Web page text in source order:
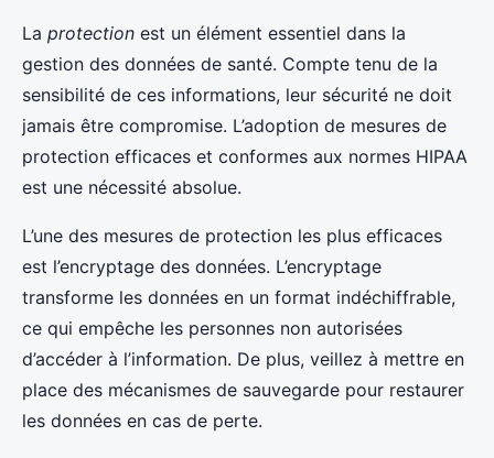
La protection est un élément essentiel dans la
gestion des données de santé. Compte tenu de la
sensibilité de ces informations, leur sécurité ne doit
jamais être compromise. L’adoption de mesures de
protection efficaces et conformes aux normes HIPAA
est une nécessité absolue.
L’une des mesures de protection les plus efficaces
est l’encryptage des données. L’encryptage
transforme les données en un format indéchiffrable,
ce qui empêche les personnes non autorisées
d’accéder à l’information. De plus, veillez à mettre en
place des mécanismes de sauvegarde pour restaurer
les données en cas de perte.